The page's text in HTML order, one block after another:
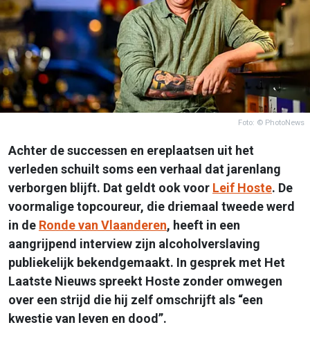
Foto: © PhotoNews
Achter de successen en ereplaatsen uit het
verleden schuilt soms een verhaal dat jarenlang
verborgen blijft. Dat geldt ook voor Leif Hoste. De
voormalige topcoureur, die driemaal tweede werd
in de Ronde van Vlaanderen, heeft in een
aangrijpend interview zijn alcoholverslaving
publiekelijk bekendgemaakt. In gesprek met Het
Laatste Nieuws spreekt Hoste zonder omwegen
over een strijd die hij zelf omschrijft als “een
kwestie van leven en dood”.